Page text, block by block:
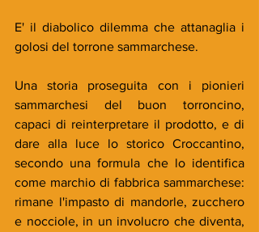
E' il diabolico dilemma che attanaglia i
golosi del torrone sammarchese.
Una storia proseguita con i pionieri
sammarchesi del buon torroncino,
capaci di reinterpretare il prodotto, e di
dare alla luce lo storico Croccantino,
secondo una formula che lo identifica
come marchio di fabbrica sammarchese:
rimane l'impasto di mandorle, zucchero
e nocciole, in un involucro che diventa,